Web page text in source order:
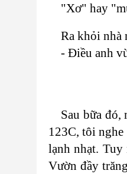
"Xơ" hay
Ra khỏi nhà
- Điều anh
Sau bữa
123C, tôi
lạnh nhạt.
Vườn đầy